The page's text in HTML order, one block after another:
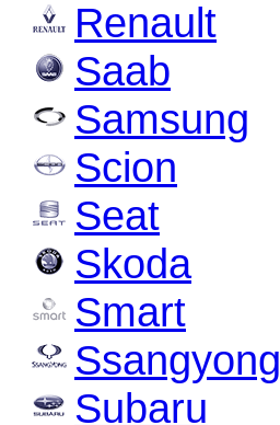
Renault
Saab
Samsung
Scion
Seat
Skoda
Smart
Ssangyong
Subaru